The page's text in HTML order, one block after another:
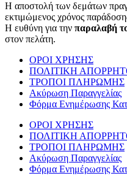
Η αποστολή των δεμάτων
εκτιμώμενος χρόνος
Η ευθύνη για την παραλαβή
στον πελάτη.
ΟΡΟΙ ΧΡΗΣΗΣ
ΠΟΛΙΤΙΚΗ
ΤΡΟΠΟΙ ΠΛΗΡΩΜΗΣ
Ακύρωση Παραγγελίας
Φόρμα Ενημέρωσης
ΟΡΟΙ ΧΡΗΣΗΣ
ΠΟΛΙΤΙΚΗ
ΤΡΟΠΟΙ ΠΛΗΡΩΜΗΣ
Ακύρωση Παραγγελίας
Φόρμα Ενημέρωσης